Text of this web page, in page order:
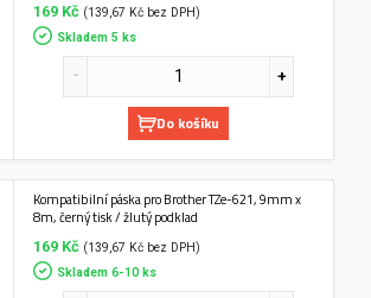
169 Kč (139,67 Kč bez DPH)
Skladem 5 ks
Do košíku
Kompatibilní páska pro Brother TZe-621, 9mm x
8m, černý tisk / žlutý podklad
169 Kč (139,67 Kč bez DPH)
Skladem 6-10 ks